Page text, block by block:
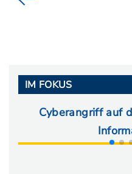
IM FOKUS
Cyberangriff auf